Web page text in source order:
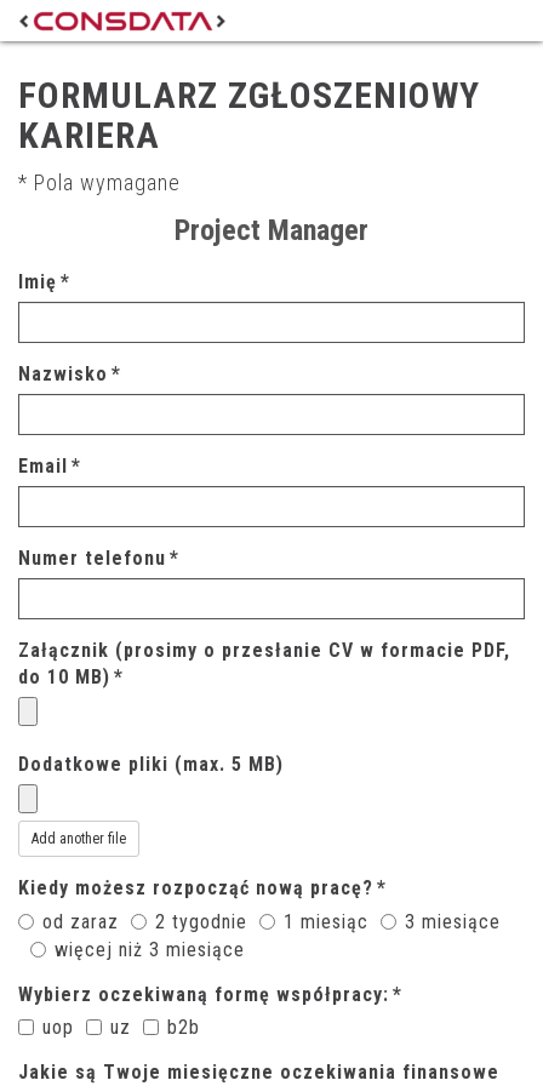
FORMULARZ ZGŁOSZENIOWY
KARIERA
* Pola wymagane
Imię *
Nazwisko *
Email *
Numer telefonu *
Załącznik (prosimy o przesłanie CV w formacie PDF,
do 10 MB) *
Dodatkowe pliki (max. 5 MB)
Add another file
Kiedy możesz rozpocząć nową pracę? *
od zaraz
2 tygodnie 1 miesiąc
3 miesiące
więcej niż 3 miesiące
Wybierz oczekiwaną formę współpracy: *
uop
uz
b2b
Jakie są Twoje miesięczne oczekiwania finansowe